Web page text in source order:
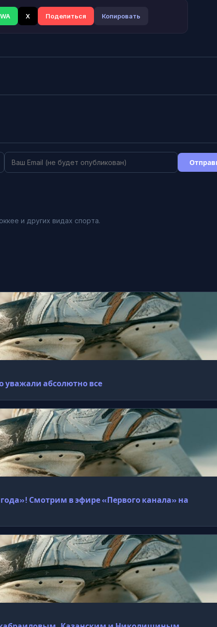
WA X Поделиться Копировать
и других видах спорта.
уважали абсолютно все
Смотрим в эфире «Первого канала» на